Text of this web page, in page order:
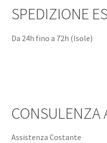
SPEDIZIONE
Da 24h fino a 72h (Isole)
CONSULENZA
Assistenza Costante